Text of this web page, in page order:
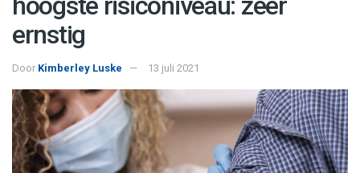
ernstig
Door Kimberley Luske 13 juli 2021